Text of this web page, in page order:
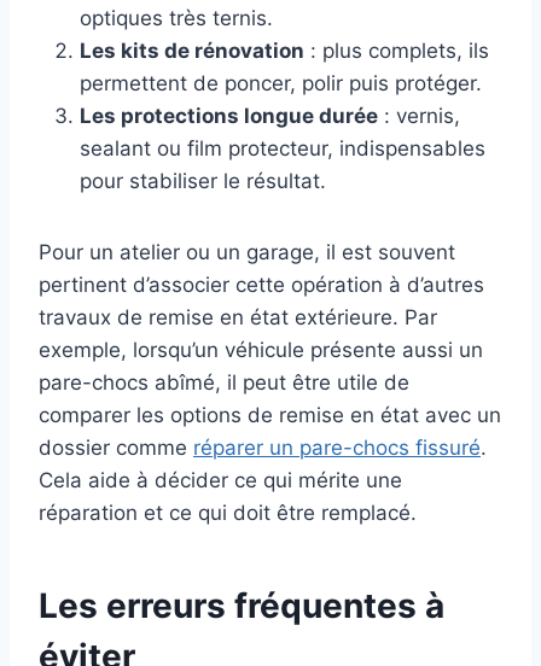
optiques très ternis.
Les kits de rénovation : plus complets, ils
permettent de poncer, polir puis protéger.
Les protections longue durée : vernis,
sealant ou film protecteur, indispensables
pour stabiliser le résultat.
Pour un atelier ou un garage, il est souvent
pertinent d’associer cette opération à d’autres
travaux de remise en état extérieure. Par
exemple, lorsqu’un véhicule présente aussi un
pare-chocs abîmé, il peut être utile de
comparer les options de remise en état avec un
dossier comme réparer un pare-chocs fissuré.
Cela aide à décider ce qui mérite une
réparation et ce qui doit être remplacé.
Les erreurs fréquentes à
éviter